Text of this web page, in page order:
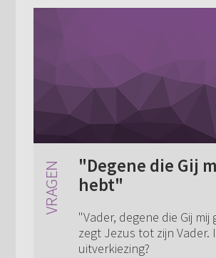
"Degene die Gij
hebt"
"Vader, degene die Gij mij
zegt Jezus tot zijn Vader.
uitverkiezing?